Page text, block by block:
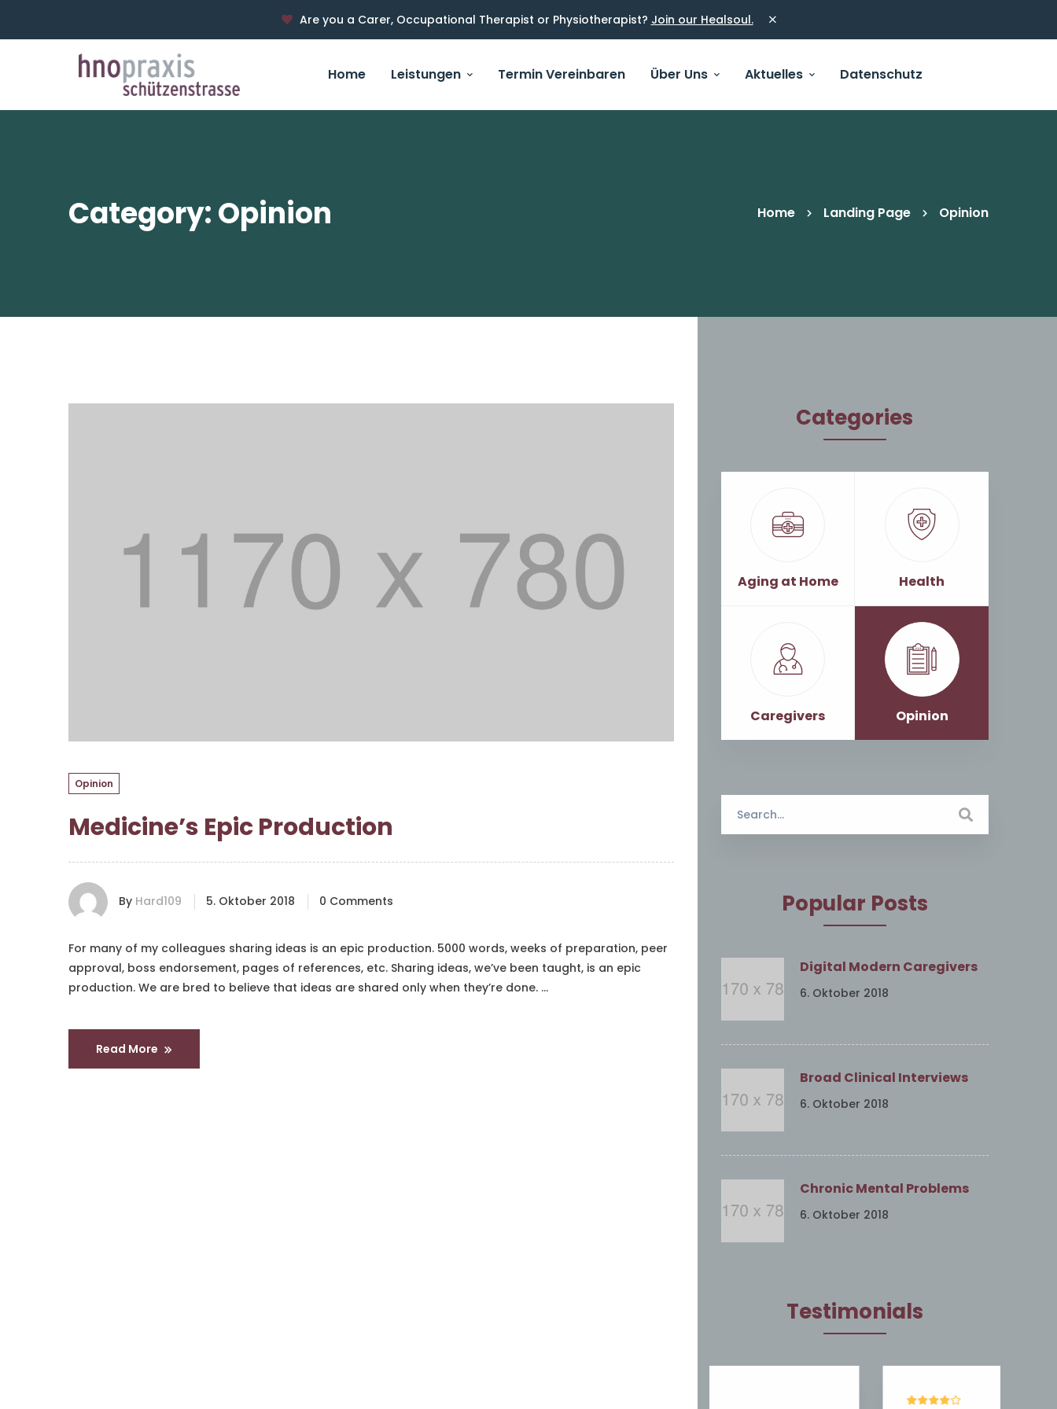
Are you a Carer, Occupational Therapist or Physiotherapist? Join our Healsoul.
Home Leistungen Termin Vereinbaren Über Uns Aktuelles Datenschutz
Category: Opinion Home Landing Page Opinion
Opinion
Medicine’s Epic Production
By Hard109 5. Oktober 2018 0 Comments
For many of my colleagues sharing ideas is an epic production. 5000 words, weeks of preparation, peer
approval, boss endorsement, pages of references, etc. Sharing ideas, we’ve been taught, is an epic
production. We are bred to believe that ideas are shared only when they’re done. …
Read More
Categories
Aging at Home Health
Caregivers Opinion
for:
Popular Posts
Digital Modern Caregivers
6. Oktober 2018
Broad Clinical Interviews
6. Oktober 2018
Chronic Mental Problems
6. Oktober 2018
Testimonials